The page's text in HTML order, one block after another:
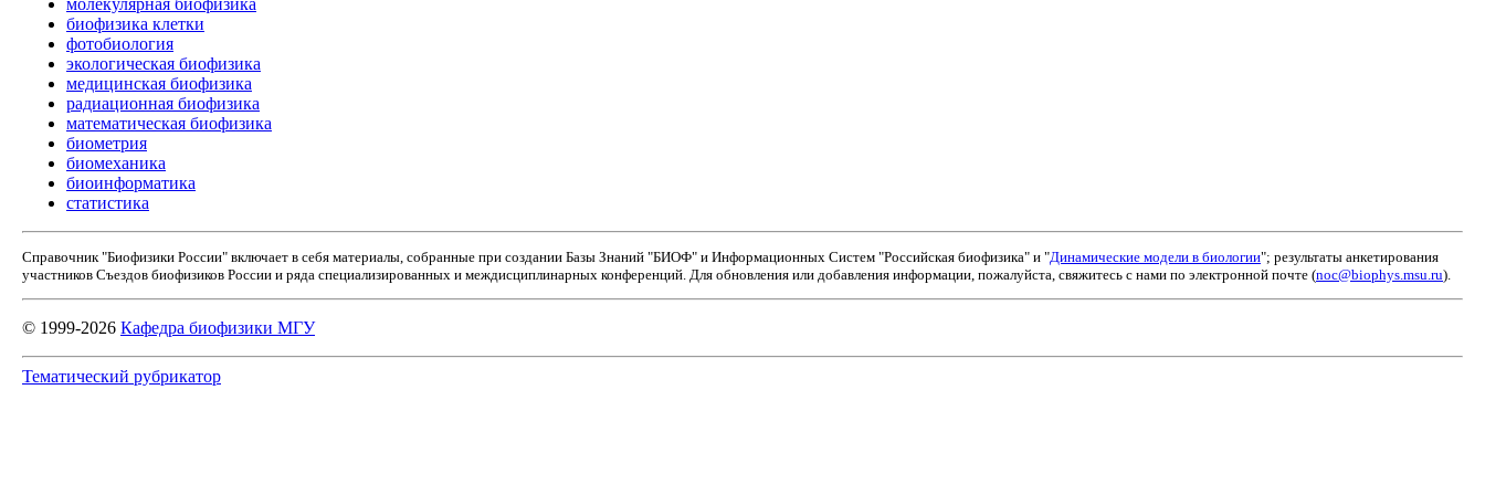
молекулярная биофизика
биофизика клетки
фотобиология
экологическая биофизика
медицинская биофизика
радиационная биофизика
математическая биофизика
биометрия
биомеханика
биоинформатика
статистика
Справочник "Биофизики России" включает в себя материалы, собранные при создании Базы Знаний "БИОФ" и Информационных Систем "Российская биофизика" и "Динамические модели в биологии"; результаты анкетирования
участников Съездов биофизиков России и ряда специализированных и междисциплинарных конференций. Для обновления или добавления информации, пожалуйста, свяжитесь с нами по электронной почте (noc@biophys.msu.ru).
© 1999-2026 Кафедра биофизики МГУ
Тематический рубрикатор